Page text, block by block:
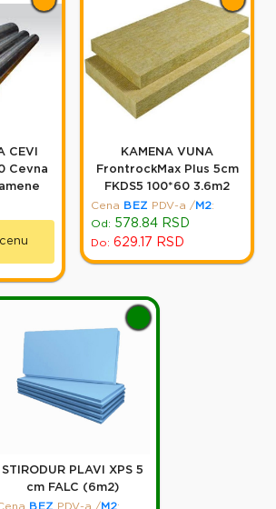
CEVI
KAMENA VUNA
FrontrockMax Plus 5cm
FKDS5 100*60 3.6m2
Cena
BEZ PDV-a / M2:
Od: 578.84 RSD
Do: 629.17 RSD
STIRODUR PLAVI XPS 5
cm FALC (6m2)
BEZ PDV-a / M2: